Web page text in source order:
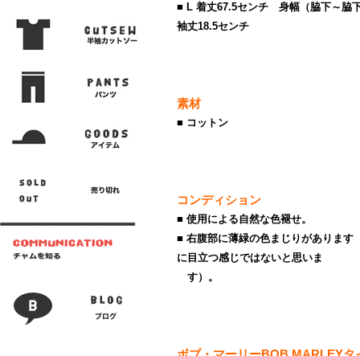
■ L 着丈67.5センチ 身幅（脇下～
袖丈18.5センチ
素材
■ コットン
コンディション
■ 使用による自然な色褪せ。
■ 右腹部に薄緑の色まじりがあります
に目立つ感じではないと思いま
す）。